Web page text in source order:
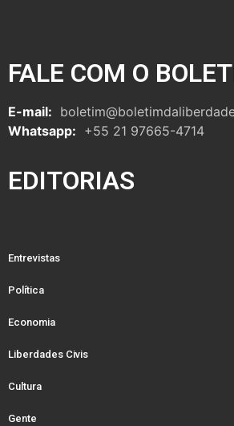
FALE COM O
E-mail:
Whatsapp: +55 21 97665-4714
EDITORIAS
Entrevistas
Política
Economia
Liberdades Civis
Cultura
Gente